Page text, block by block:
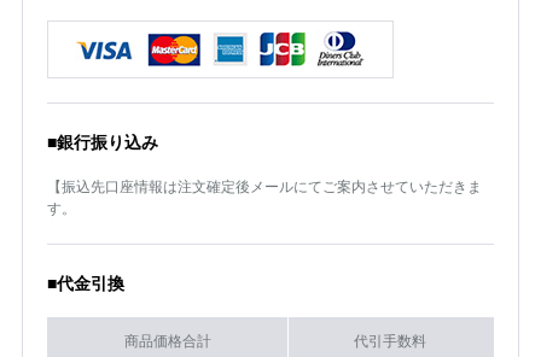
■銀行振り込み
【振込先口座情報は注文確定後メールにてご案内させていただきま
す。
■代金引換
商品価格合計 代引手数料